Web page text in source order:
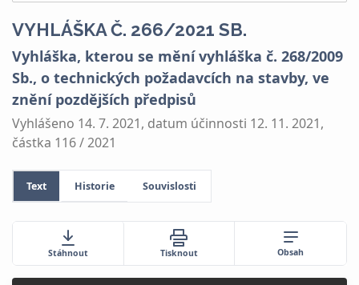
VYHLÁŠKA Č. 266/2021 SB.
Vyhláška, kterou se mění vyhláška č. 268/2009
Sb., o technických požadavcích na stavby, ve
znění pozdějších předpisů
Vyhlášeno 14. 7. 2021, datum účinnosti 12. 11. 2021,
částka 116 / 2021
Text Historie Souvislosti
Stáhnout Tisknout Obsah